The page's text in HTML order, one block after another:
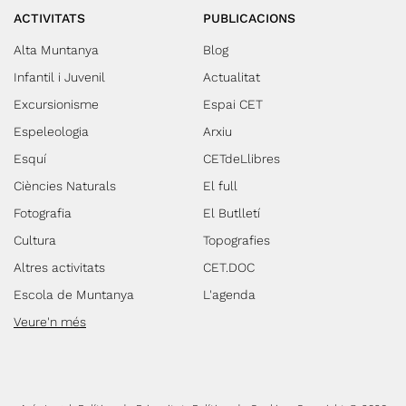
ACTIVITATS
Alta Muntanya
Infantil i Juvenil
Excursionisme
Espeleologia
Esquí
Ciències Naturals
Fotografia
Cultura
Altres activitats
Escola de Muntanya
Veure'n més
PUBLICACIONS
Blog
Actualitat
Espai CET
Arxiu
CETdeLlibres
El full
El Butlletí
Topografies
CET.DOC
L'agenda